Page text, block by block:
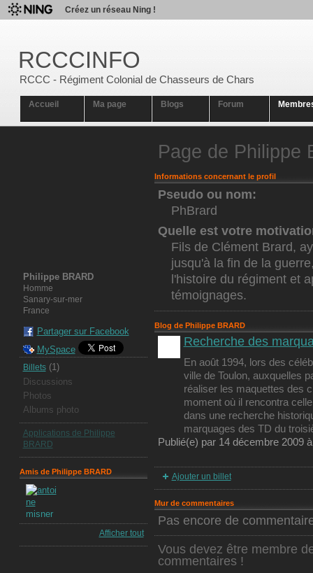
Créez un réseau Ning !
RCCCINFO
RCCC - Régiment Colonial de Chasseurs de Chars
Accueil Ma page Blogs Forum
Philippe BRARD
Homme
Sanary-sur-mer
France
Partager sur Facebook
MySpace
Billets(1)
Discussions
Photos
Albums photo
Applications de Philippe
BRARD
Amis de Philippe BRARD
Afficher tout
Page de Philippe
Informations concernant le profil
Pseudo ou nom:
PhBrard
Quelle est votre
Fils de Clément Brard,
jusqu'à la fin de la
l'histoire du régiment et
témoignages.
Blog de Philippe BRARD
Recherche des
En août 1994, lors des
ville de Toulon, auxquelles
réaliser les maquettes des
moment où il rencontra
dans une recherche
marquages des TD du
Publié(e) par 14 décembre 2009
Ajouter un billet
Mur de commentaires
Pas encore de
Vous devez être membre
commentaires !